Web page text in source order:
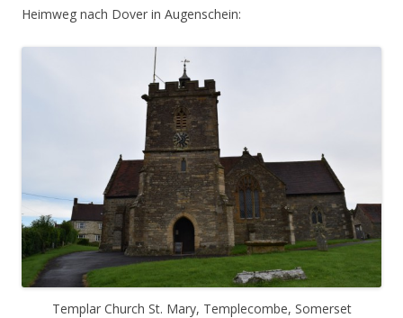
Heimweg nach Dover in Augenschein:
Templar Church St. Mary, Templecombe, Somerset